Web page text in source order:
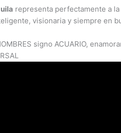
representa perfectamente a
visionaria y siempre en
signo ACUARIO,